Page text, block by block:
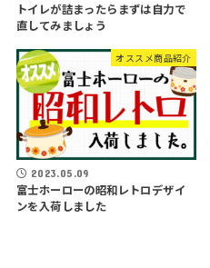
トイレが詰まったらまずは自力で
直してみましょう
オススメ商品紹介
2023.05.09
富士ホーローの昭和レトロデザイ
ンを入荷しました